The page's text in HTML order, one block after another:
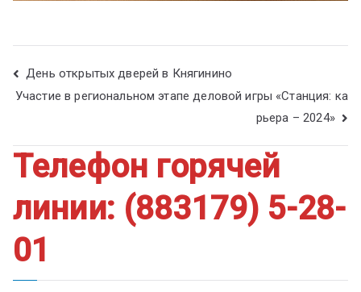
День открытых дверей в Княгинино
Участие в региональном этапе деловой игры «Станция: ка
рьера – 2024»
Телефон горячей
линии: (883179) 5-28-
01